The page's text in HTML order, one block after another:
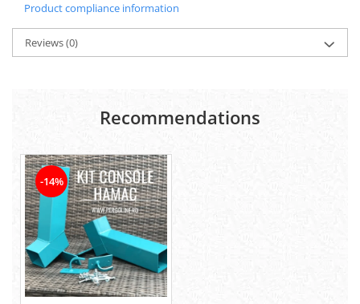
Product compliance information
Reviews(0)
Recommendations
-14%